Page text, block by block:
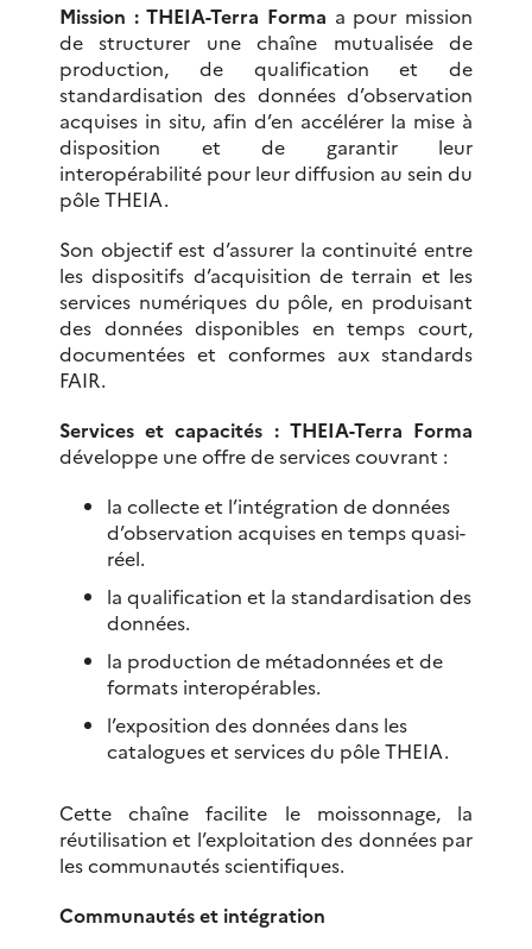
Mission :THEIA-Terra Forma a pour mission
de structurer une chaîne mutualisée de
production, de qualification et de
standardisation des données d’observation
acquises in situ, afin d’en accélérer la mise à
disposition et de garantir leur
interopérabilité pour leur diffusion au sein du
pôle THEIA.
Son objectif est d’assurer la continuité entre
les dispositifs d’acquisition de terrain et les
services numériques du pôle, en produisant
des données disponibles en temps court,
documentées et conformes aux standards
FAIR.
Services et capacités : THEIA-Terra Forma
développe une offre de services couvrant :
la collecte et l’intégration de données
d’observation acquises en temps quasi-
réel.
la qualification et la standardisation des
données.
la production de métadonnées et de
formats interopérables.
l’exposition des données dans les
catalogues et services du pôle THEIA.
Cette chaîne facilite le moissonnage, la
réutilisation et l’exploitation des données par
les communautés scientifiques.
Communautés et intégration